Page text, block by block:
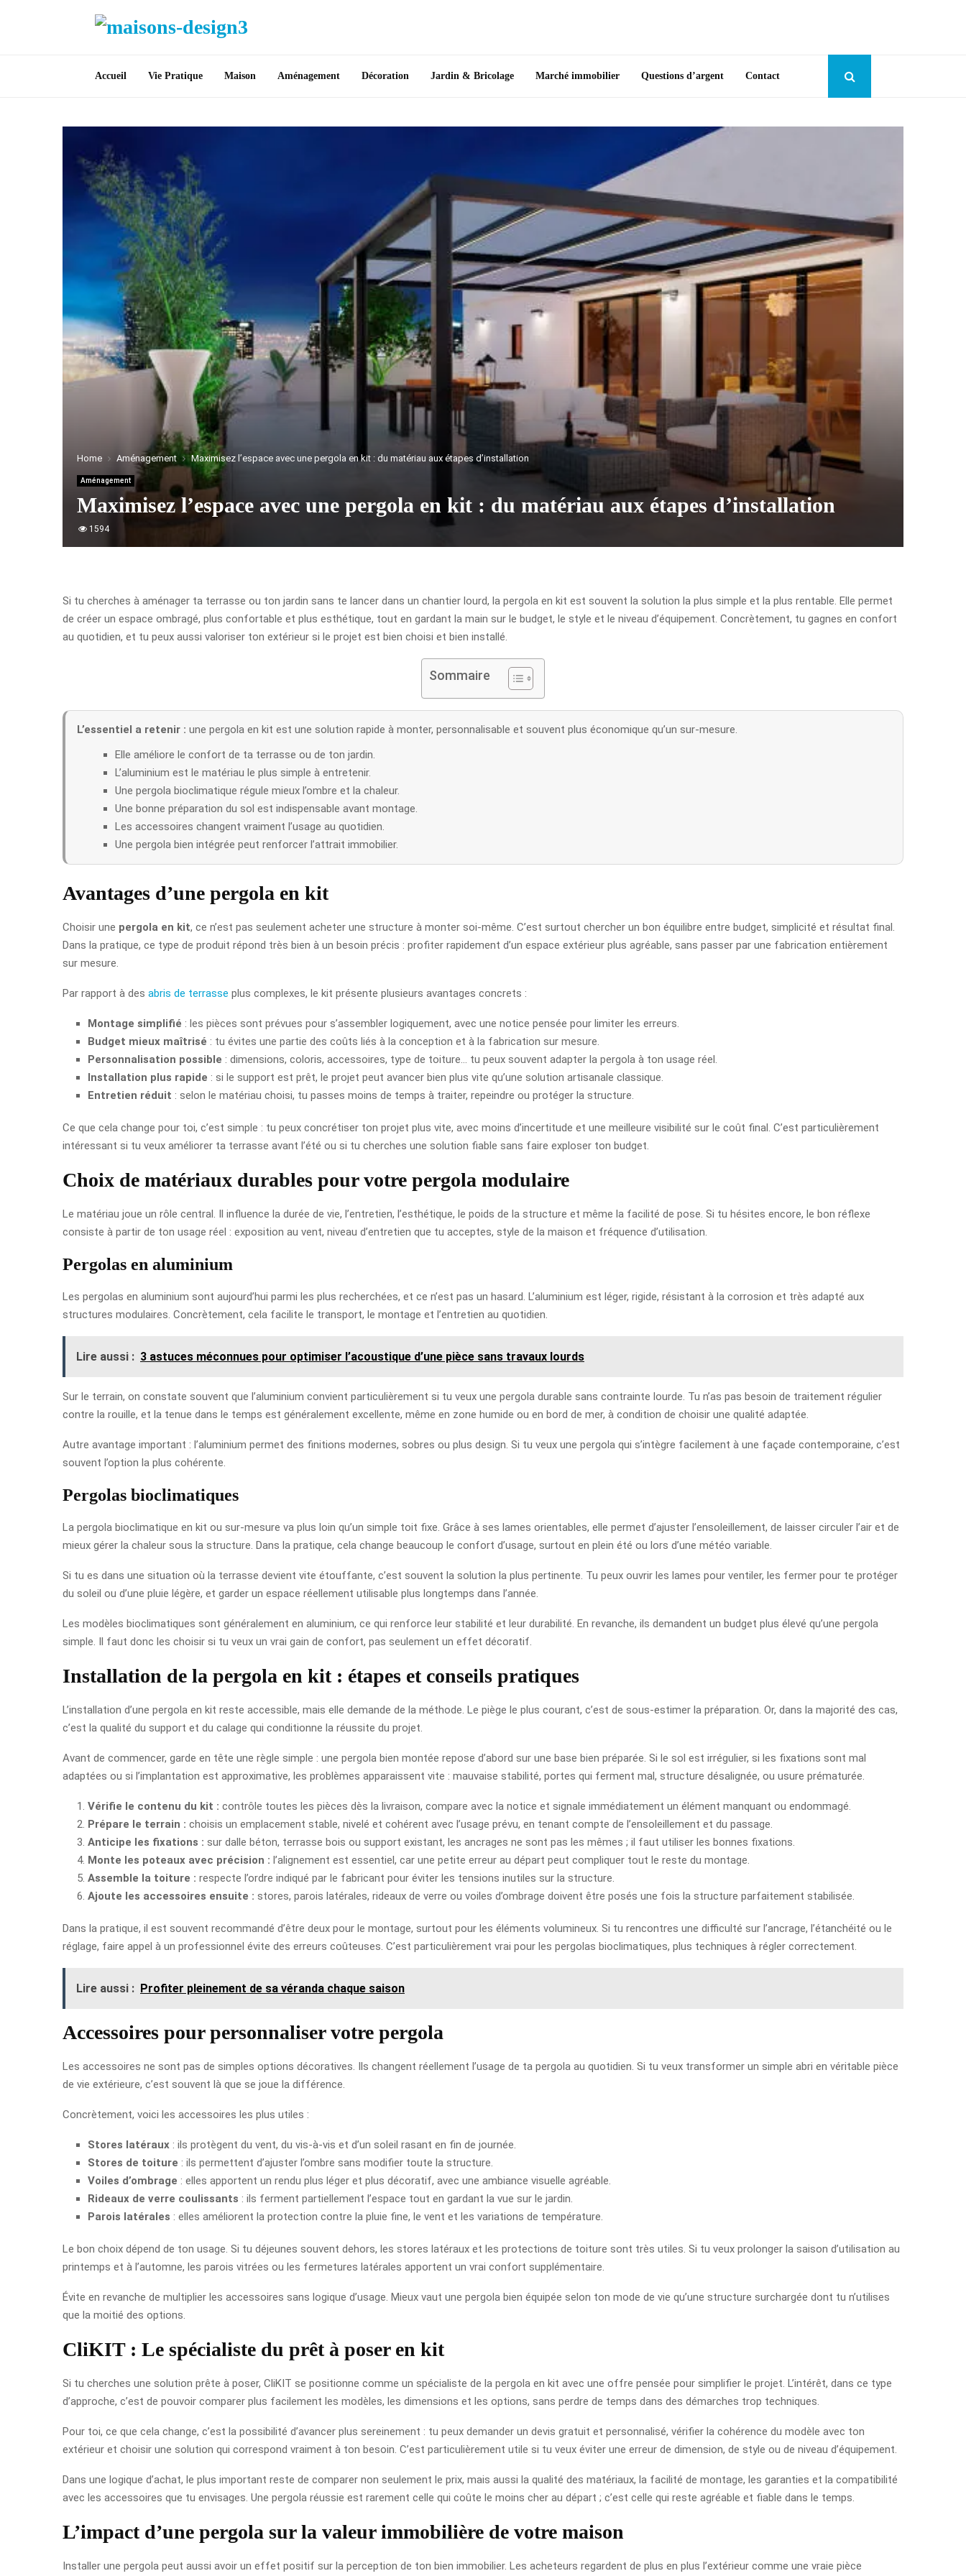
Accueil Vie Pratique Maison Aménagement Décoration Jardin & Bricolage Marché immobilier Questions d’argent Contact
Home Aménagement Maximisez l’espace avec une pergola en kit : du matériau aux étapes d’installation
Aménagement
Maximisez l’espace avec une pergola en kit : du matériau aux étapes d’installation
1594
Si tu cherches à aménager ta terrasse ou ton jardin sans te lancer dans un chantier lourd, la pergola en kit est souvent la solution la plus simple et la plus rentable. Elle permet
de créer un espace ombragé, plus confortable et plus esthétique, tout en gardant la main sur le budget, le style et le niveau d’équipement. Concrètement, tu gagnes en confort
au quotidien, et tu peux aussi valoriser ton extérieur si le projet est bien choisi et bien installé.
Sommaire
L’essentiel a retenir : une pergola en kit est une solution rapide à monter, personnalisable et souvent plus économique qu’un sur-mesure.
Elle améliore le confort de ta terrasse ou de ton jardin.
L’aluminium est le matériau le plus simple à entretenir.
Une pergola bioclimatique régule mieux l’ombre et la chaleur.
Une bonne préparation du sol est indispensable avant montage.
Les accessoires changent vraiment l’usage au quotidien.
Une pergola bien intégrée peut renforcer l’attrait immobilier.
Avantages d’une pergola en kit
Choisir une pergola en kit, ce n’est pas seulement acheter une structure à monter soi-même. C’est surtout chercher un bon équilibre entre budget, simplicité et résultat final.
Dans la pratique, ce type de produit répond très bien à un besoin précis : profiter rapidement d’un espace extérieur plus agréable, sans passer par une fabrication entièrement
sur mesure.
Par rapport à des abris de terrasse plus complexes, le kit présente plusieurs avantages concrets :
Montage simplifié : les pièces sont prévues pour s’assembler logiquement, avec une notice pensée pour limiter les erreurs.
Budget mieux maîtrisé : tu évites une partie des coûts liés à la conception et à la fabrication sur mesure.
Personnalisation possible : dimensions, coloris, accessoires, type de toiture… tu peux souvent adapter la pergola à ton usage réel.
Installation plus rapide : si le support est prêt, le projet peut avancer bien plus vite qu’une solution artisanale classique.
Entretien réduit : selon le matériau choisi, tu passes moins de temps à traiter, repeindre ou protéger la structure.
Ce que cela change pour toi, c’est simple : tu peux concrétiser ton projet plus vite, avec moins d’incertitude et une meilleure visibilité sur le coût final. C’est particulièrement
intéressant si tu veux améliorer ta terrasse avant l’été ou si tu cherches une solution fiable sans faire exploser ton budget.
Choix de matériaux durables pour votre pergola modulaire
Le matériau joue un rôle central. Il influence la durée de vie, l’entretien, l’esthétique, le poids de la structure et même la facilité de pose. Si tu hésites encore, le bon réflexe
consiste à partir de ton usage réel : exposition au vent, niveau d’entretien que tu acceptes, style de la maison et fréquence d’utilisation.
Pergolas en aluminium
Les pergolas en aluminium sont aujourd’hui parmi les plus recherchées, et ce n’est pas un hasard. L’aluminium est léger, rigide, résistant à la corrosion et très adapté aux
structures modulaires. Concrètement, cela facilite le transport, le montage et l’entretien au quotidien.
Lire aussi : 3 astuces méconnues pour optimiser l’acoustique d’une pièce sans travaux lourds
Sur le terrain, on constate souvent que l’aluminium convient particulièrement si tu veux une pergola durable sans contrainte lourde. Tu n’as pas besoin de traitement régulier
contre la rouille, et la tenue dans le temps est généralement excellente, même en zone humide ou en bord de mer, à condition de choisir une qualité adaptée.
Autre avantage important : l’aluminium permet des finitions modernes, sobres ou plus design. Si tu veux une pergola qui s’intègre facilement à une façade contemporaine, c’est
souvent l’option la plus cohérente.
Pergolas bioclimatiques
La pergola bioclimatique en kit ou sur-mesure va plus loin qu’un simple toit fixe. Grâce à ses lames orientables, elle permet d’ajuster l’ensoleillement, de laisser circuler l’air et de
mieux gérer la chaleur sous la structure. Dans la pratique, cela change beaucoup le confort d’usage, surtout en plein été ou lors d’une météo variable.
Si tu es dans une situation où la terrasse devient vite étouffante, c’est souvent la solution la plus pertinente. Tu peux ouvrir les lames pour ventiler, les fermer pour te protéger
du soleil ou d’une pluie légère, et garder un espace réellement utilisable plus longtemps dans l’année.
Les modèles bioclimatiques sont généralement en aluminium, ce qui renforce leur stabilité et leur durabilité. En revanche, ils demandent un budget plus élevé qu’une pergola
simple. Il faut donc les choisir si tu veux un vrai gain de confort, pas seulement un effet décoratif.
Installation de la pergola en kit : étapes et conseils pratiques
L’installation d’une pergola en kit reste accessible, mais elle demande de la méthode. Le piège le plus courant, c’est de sous-estimer la préparation. Or, dans la majorité des cas,
c’est la qualité du support et du calage qui conditionne la réussite du projet.
Avant de commencer, garde en tête une règle simple : une pergola bien montée repose d’abord sur une base bien préparée. Si le sol est irrégulier, si les fixations sont mal
adaptées ou si l’implantation est approximative, les problèmes apparaissent vite : mauvaise stabilité, portes qui ferment mal, structure désalignée, ou usure prématurée.
Vérifie le contenu du kit : contrôle toutes les pièces dès la livraison, compare avec la notice et signale immédiatement un élément manquant ou endommagé.
Prépare le terrain : choisis un emplacement stable, nivelé et cohérent avec l’usage prévu, en tenant compte de l’ensoleillement et du passage.
Anticipe les fixations : sur dalle béton, terrasse bois ou support existant, les ancrages ne sont pas les mêmes ; il faut utiliser les bonnes fixations.
Monte les poteaux avec précision : l’alignement est essentiel, car une petite erreur au départ peut compliquer tout le reste du montage.
Assemble la toiture : respecte l’ordre indiqué par le fabricant pour éviter les tensions inutiles sur la structure.
Ajoute les accessoires ensuite : stores, parois latérales, rideaux de verre ou voiles d’ombrage doivent être posés une fois la structure parfaitement stabilisée.
Dans la pratique, il est souvent recommandé d’être deux pour le montage, surtout pour les éléments volumineux. Si tu rencontres une difficulté sur l’ancrage, l’étanchéité ou le
réglage, faire appel à un professionnel évite des erreurs coûteuses. C’est particulièrement vrai pour les pergolas bioclimatiques, plus techniques à régler correctement.
Lire aussi : Profiter pleinement de sa véranda chaque saison
Accessoires pour personnaliser votre pergola
Les accessoires ne sont pas de simples options décoratives. Ils changent réellement l’usage de ta pergola au quotidien. Si tu veux transformer un simple abri en véritable pièce
de vie extérieure, c’est souvent là que se joue la différence.
Concrètement, voici les accessoires les plus utiles :
Stores latéraux : ils protègent du vent, du vis-à-vis et d’un soleil rasant en fin de journée.
Stores de toiture : ils permettent d’ajuster l’ombre sans modifier toute la structure.
Voiles d’ombrage : elles apportent un rendu plus léger et plus décoratif, avec une ambiance visuelle agréable.
Rideaux de verre coulissants : ils ferment partiellement l’espace tout en gardant la vue sur le jardin.
Parois latérales : elles améliorent la protection contre la pluie fine, le vent et les variations de température.
Le bon choix dépend de ton usage. Si tu déjeunes souvent dehors, les stores latéraux et les protections de toiture sont très utiles. Si tu veux prolonger la saison d’utilisation au
printemps et à l’automne, les parois vitrées ou les fermetures latérales apportent un vrai confort supplémentaire.
Évite en revanche de multiplier les accessoires sans logique d’usage. Mieux vaut une pergola bien équipée selon ton mode de vie qu’une structure surchargée dont tu n’utilises
que la moitié des options.
CliKIT : Le spécialiste du prêt à poser en kit
Si tu cherches une solution prête à poser, CliKIT se positionne comme un spécialiste de la pergola en kit avec une offre pensée pour simplifier le projet. L’intérêt, dans ce type
d’approche, c’est de pouvoir comparer plus facilement les modèles, les dimensions et les options, sans perdre de temps dans des démarches trop techniques.
Pour toi, ce que cela change, c’est la possibilité d’avancer plus sereinement : tu peux demander un devis gratuit et personnalisé, vérifier la cohérence du modèle avec ton
extérieur et choisir une solution qui correspond vraiment à ton besoin. C’est particulièrement utile si tu veux éviter une erreur de dimension, de style ou de niveau d’équipement.
Dans une logique d’achat, le plus important reste de comparer non seulement le prix, mais aussi la qualité des matériaux, la facilité de montage, les garanties et la compatibilité
avec les accessoires que tu envisages. Une pergola réussie est rarement celle qui coûte le moins cher au départ ; c’est celle qui reste agréable et fiable dans le temps.
L’impact d’une pergola sur la valeur immobilière de votre maison
Installer une pergola peut aussi avoir un effet positif sur la perception de ton bien immobilier. Les acheteurs regardent de plus en plus l’extérieur comme une vraie pièce